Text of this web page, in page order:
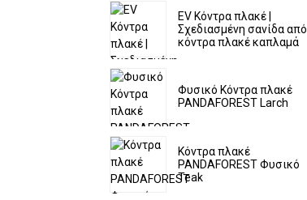
EV Κόντρα πλακέ |
Σχεδιασμένη σανίδα από
κόντρα πλακέ καπλαμά
Φυσικό Κόντρα πλακέ
PANDAFOREST Larch
Κόντρα πλακέ
PANDAFOREST Φυσικό
Teak